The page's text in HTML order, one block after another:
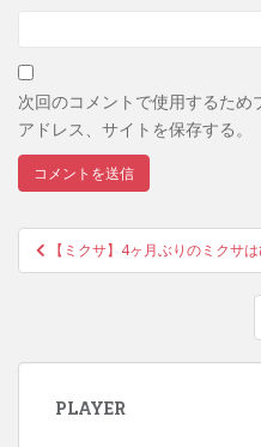
次回のコメントで使用するた
アドレス、サイトを保存する。
投
稿
ゲ
【ミクサ】4ヶ月ぶりのミクサ
PLAYER